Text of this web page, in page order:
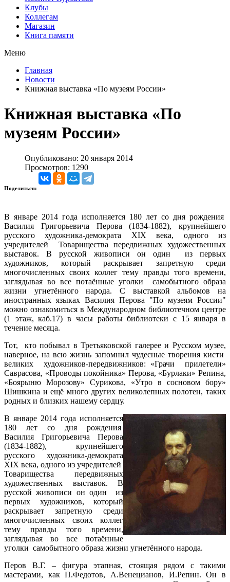
Клубы
Коллегам
Магазин
Книга памяти
Меню
Главная
Новости
Книжная выставка «По музеям России»
Книжная выставка «По
музеям России»
Опубликовано: 20 января 2014
Просмотров: 1290
Поделиться:
В январе 2014 года исполняется 180 лет со дня рождения
Василия Григорьевича Перова (1834-1882), крупнейшего
русского художника-демократа XIX века, одного из
учредителей Товарищества передвижных художественных
выставок. В русской живописи он один из первых
художников, который раскрывает запретную среди
многочисленных своих коллег тему правды того времени,
заглядывая во все потаённые уголки самобытного образа
жизни угнетённого народа. С выставкой альбомов на
иностранных языках Василия Перова "По музеям России"
можно ознакомиться в Международном библиотечном центре
(1 этаж, каб.17) в часы работы библиотеки с 15 января в
течение месяца.
Тот, кто побывал в Третьяковской галерее и Русском музее,
наверное, на всю жизнь запомнил чудесные творения кисти
великих художников-передвижников: «Грачи прилетели»
Саврасова, «Проводы покойника» Перова, «Бурлаки» Репина,
«Боярыню Морозову» Сурикова, «Утро в сосновом бору»
Шишкина и ещё много других великолепных полотен, таких
родных и близких нашему сердцу.
В январе 2014 года исполняется
180 лет со дня рождения
Василия Григорьевича Перова
(1834-1882), крупнейшего
русского художника-демократа
XIX века, одного из учредителей
Товарищества передвижных
художественных выставок. В
русской живописи он один из
первых художников, который
раскрывает запретную среди
многочисленных своих коллег
тему правды того времени,
заглядывая во все потаённые
уголки самобытного образа жизни угнетённого народа.
Перов В.Г. – фигура этапная, стоящая рядом с такими
мастерами, как П.Федотов, А.Венецианов, И.Репин. Он в